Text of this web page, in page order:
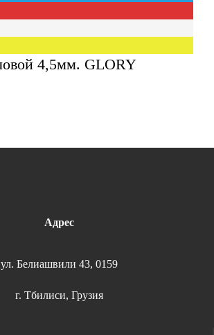
4,5мм. GLORY
Адрес
ул. Белиашвили 43, 0159
г. Тбилиси, Грузия